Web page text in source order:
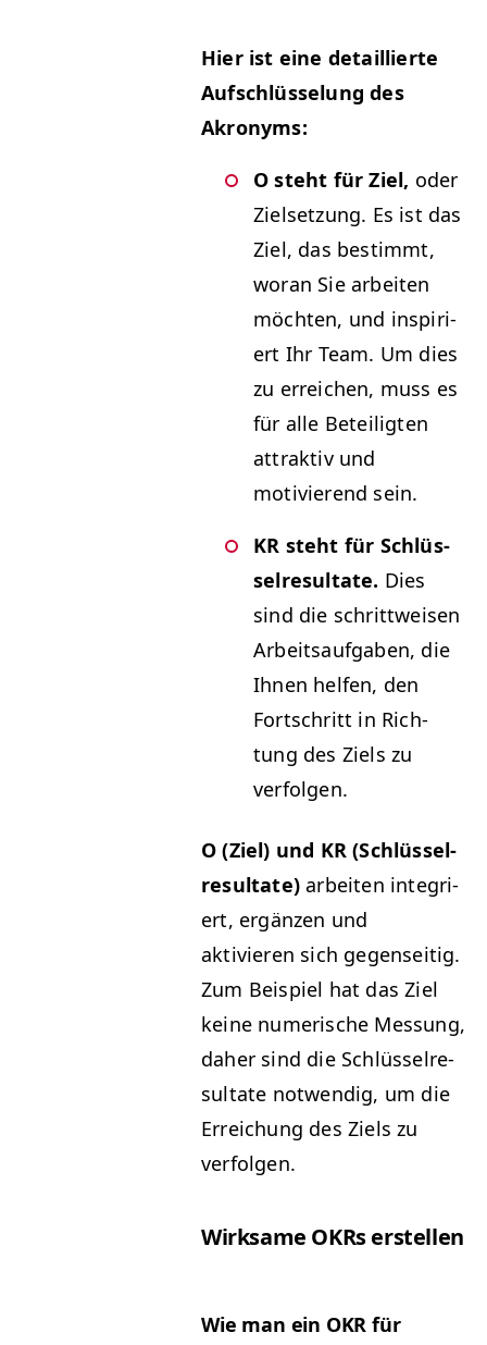
Hier ist eine detail­lierte
Auf­schlüs­selung des
Akronyms:
O ste­ht für Ziel, oder
Zielset­zung. Es ist das
Ziel, das bes­timmt,
woran Sie arbeit­en
möcht­en, und inspiri­
ert Ihr Team. Um dies
zu erre­ichen, muss es
für alle Beteiligten
attrak­tiv und
motivierend sein.
KR ste­ht für Schlüs­
sel­re­sul­tate. Dies
sind die schrit­tweisen
Arbeit­sauf­gaben, die
Ihnen helfen, den
Fortschritt in Rich­
tung des Ziels zu
verfolgen.
O (Ziel) und KR (Schlüs­sel­
re­sul­tate) arbeit­en inte­gri­
ert, ergänzen und
aktivieren sich gegen­seit­ig.
Zum Beispiel hat das Ziel
keine numerische Mes­sung,
daher sind die Schlüs­sel­re­
sul­tate notwendig, um die
Erre­ichung des Ziels zu
verfolgen.
Wirk­same OKRs erstellen
Wie man ein OKR für